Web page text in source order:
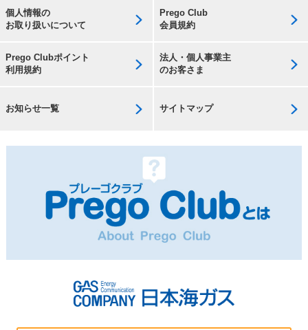
個人情報の
お取り扱いについて
Prego Club
会員規約
Prego Clubポイント
利用規約
法人・個人事業主
のお客さま
お知らせ一覧 サイトマップ